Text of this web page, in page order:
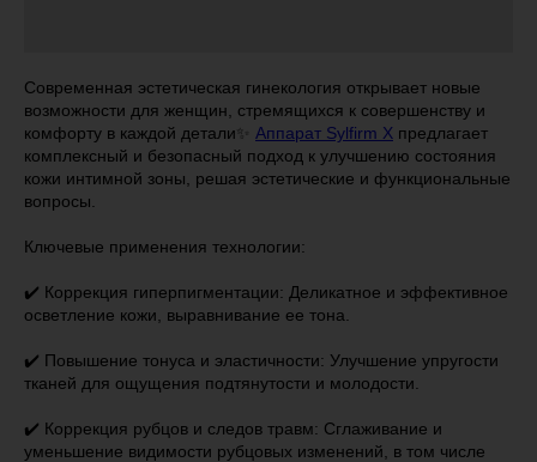
Современная эстетическая гинекология открывает новые
возможности для женщин, стремящихся к совершенству и
комфорту в каждой детали✨ Аппарат Sylfirm X предлагает
комплексный и безопасный подход к улучшению состояния
кожи интимной зоны, решая эстетические и функциональные
вопросы.
Ключевые применения технологии:
✔️ Коррекция гиперпигментации: Деликатное и эффективное
осветление кожи, выравнивание ее тона.
✔️ Повышение тонуса и эластичности: Улучшение упругости
тканей для ощущения подтянутости и молодости.
✔️ Коррекция рубцов и следов травм: Сглаживание и
уменьшение видимости рубцовых изменений, в том числе